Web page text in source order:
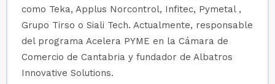
como Teka, Applus Norcontrol, Infitec, Pymetal ,
Grupo Tirso o Siali Tech. Actualmente, responsable
del programa Acelera PYME en la Cámara de
Comercio de Cantabria y fundador de Albatros
Innovative Solutions.